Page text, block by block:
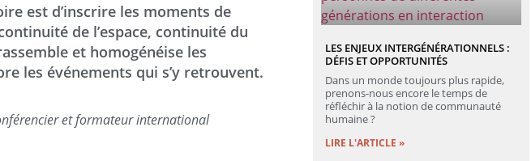
est d’inscrire les moments de
de l’espace, continuité du
et homogénéise les
les événements qui s’y retrouvent.
et formateur international
LES ENJEUX INTERGÉNÉRATIONNELS :
DÉFIS ET OPPORTUNITÉS
Dans un monde toujours plus rapide,
prenons-nous encore le temps de
réfléchir à la notion de communauté
humaine ?
LIRE L'ARTICLE »